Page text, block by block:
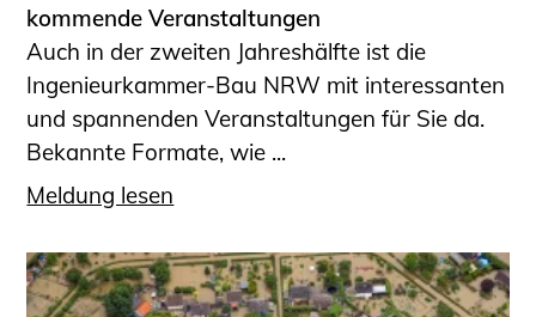
kommende Veranstaltungen
Auch in der zweiten Jahreshälfte ist die
Ingenieurkammer-Bau NRW mit interessanten
und spannenden Veranstaltungen für Sie da.
Bekannte Formate, wie ...
Meldung lesen